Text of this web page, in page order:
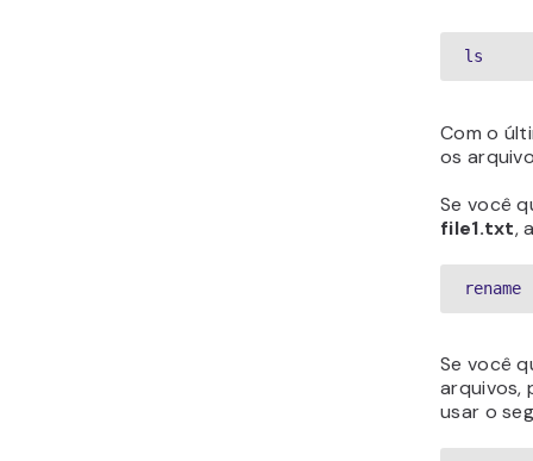
ls
Com o
os
Se você
file1.txt,
Se você
arquivos,
usar o